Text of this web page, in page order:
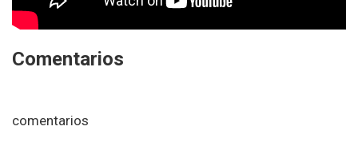
Comentarios
comentarios